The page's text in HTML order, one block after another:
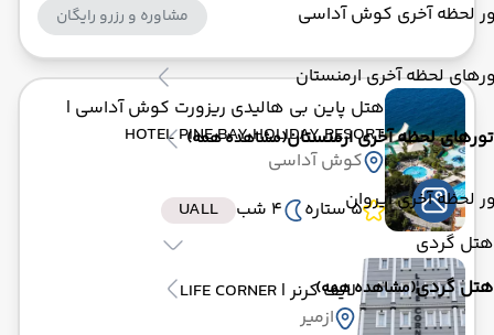
لحظه آخری کوش آداسی
لحظه آخری ارمنستان
تورهای لحظه آخری ارمنستان(مشاهده همه)
لحظه آخری ایروان
هتل گردی
هتل گردی(مشاهده همه)
مشاوره و رزرو رایگان
هتل پاین بی هالیدی ریزورت کوش آداسی |
HOTEL PINE BAY HOLIDAY RESORT
کوش آداسی
5 ستاره
4 شب UALL
لایف کرنر| LIFE CORNER
ازمیر